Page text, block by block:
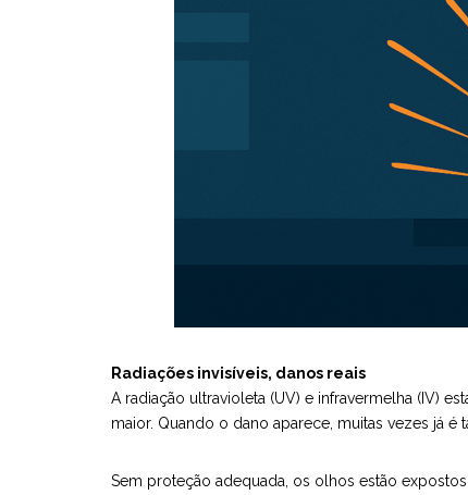
Radiações invisíveis, danos reais
A radiação ultravioleta (UV) e infravermelha (IV)
maior. Quando o dano aparece, muitas vezes já é
Sem proteção adequada, os olhos estão expostos